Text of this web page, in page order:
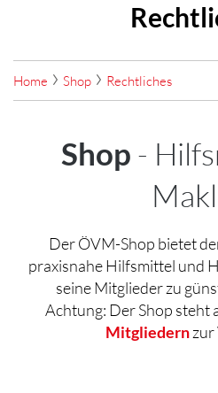
Home Shop Rechtliches
Shop -
Der ÖVM-Shop bietet
praxisnahe Hilfsmittel und
seine Mitglieder zu
Achtung: Der Shop steht
Mitgliedern zur